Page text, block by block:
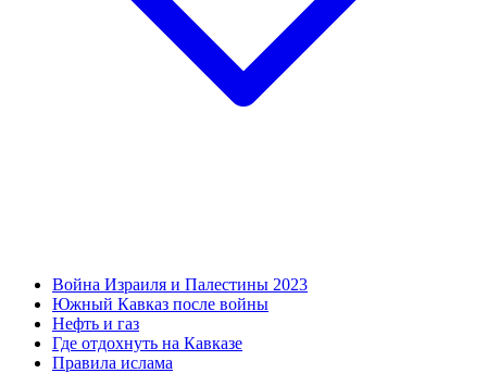
Война Израиля и Палестины 2023
Южный Кавказ после войны
Нефть и газ
Где отдохнуть на Кавказе
Правила ислама